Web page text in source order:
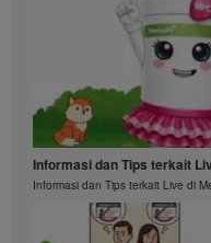
Informasi dan Tips terkait
Informasi dan Tips terkait Live di